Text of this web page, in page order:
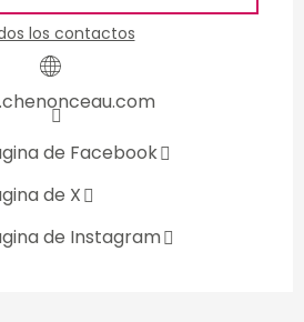
los contactos
de Facebook
de X
de Instagram